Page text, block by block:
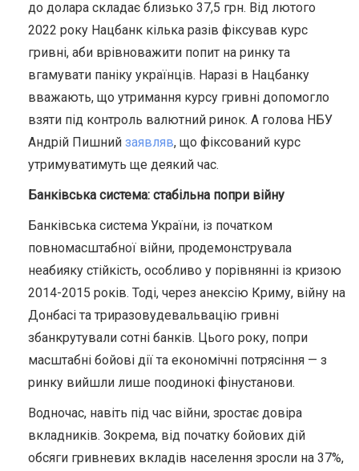
до долара складає близько 37,5 грн. Від лютого
2022 року Нацбанк кілька разів фіксував курс
гривні, аби врівноважити попит на ринку та
вгамувати паніку українців. Наразі в Нацбанку
вважають, що утримання курсу гривні допомогло
взяти під контроль валютний ринок. А голова НБУ
Андрій Пишний заявляв, що фіксований курс
утримуватимуть ще деякий час.
Банківська система: стабільна попри війну
Банківська система України, із початком
повномасштабної війни, продемонструвала
неабияку стійкість, особливо у порівнянні із кризою
2014-2015 років. Тоді, через анексію Криму, війну на
Донбасі та триразовудевальвацію гривні
збанкрутували сотні банків. Цього року, попри
масштабні бойові дії та економічні потрясіння — з
ринку вийшли лише поодинокі фінустанови.
Водночас, навіть під час війни, зростає довіра
вкладників. Зокрема, від початку бойових дій
обсяги гривневих вкладів населення зросли на 37%,